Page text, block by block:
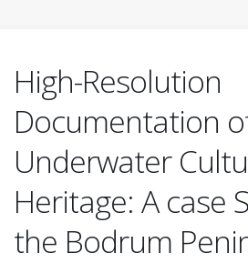
High-Resolution
Documentation
Underwater
Heritage: A case
the Bodrum